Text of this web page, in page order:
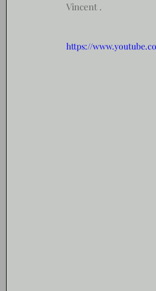
Vincent .
https://